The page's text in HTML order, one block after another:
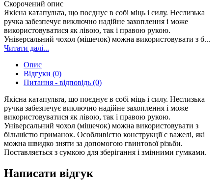
Скорочений опис
Якісна катапульта, що поєднує в собі міць і силу. Неслизька
ручка забезпечує виключно надійне захоплення і може
використовуватися як лівою, так і правою рукою.
Універсальний чохол (мішечок) можна використовувати з б...
Читати далі...
Опис
Відгуки (0)
Питання - відповідь (0)
Якісна катапульта, що поєднує в собі міць і силу. Неслизька
ручка забезпечує виключно надійне захоплення і може
використовуватися як лівою, так і правою рукою.
Універсальний чохол (мішечок) можна використовувати з
більшістю приманок. Особливістю конструкції є важелі, які
можна швидко зняти за допомогою гвинтової різьби.
Поставляється з сумкою для зберігання і змінними гумками.
Написати відгук